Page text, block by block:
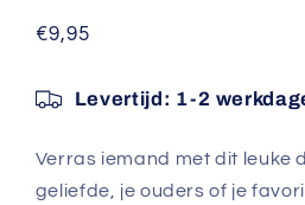
Normale
€9,95
Levertijd: 1-2
Verras iemand met dit leuke
geliefde, je ouders of je